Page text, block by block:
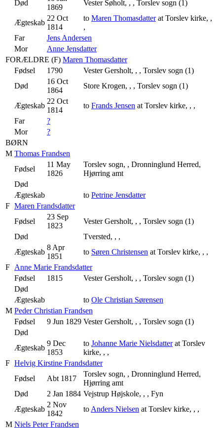
Død
1869
Vester Søholt, , , Torslev sogn (1)
Ægteskab
22 Oct
1814
to Maren Thomasdatter at Torslev kirke, ,
,
Far
Jens Andersen
Mor
Anne Jensdatter
FORÆLDRE (F) Maren Thomasdatter
Fødsel
1790
Vester Gersholt, , , Torslev sogn (1)
Død
16 Oct
1864
Store Krogen, , , Torslev sogn (1)
Ægteskab
22 Oct
1814
to Frands Jensen at Torslev kirke, , ,
Far
?
Mor
?
BØRN
M Thomas Frandsen
Fødsel
11 May
1826
Torslev sogn, , Dronninglund Herred,
Hjørring amt
Død
Ægteskab
to Petrine Jensdatter
F Maren Frandsdatter
Fødsel
23 Sep
1823
Vester Gersholt, , , Torslev sogn (1)
Død
Tversted, , ,
Ægteskab
8 Apr
1851
to Søren Christensen at Torslev kirke, , ,
F Anne Marie Frandsdatter
Fødsel
1815
Vester Gersholt, , , Torslev sogn (1)
Død
Ægteskab
to Ole Christian Sørensen
M Peder Christian Frandsen
Fødsel
9 Jun 1829 Vester Gersholt, , , Torslev sogn (1)
Død
Ægteskab
9 Dec
1853
to Johanne Marie Nielsdatter at Torslev
kirke, , ,
F Helvig Kirstine Frandsdatter
Fødsel
Abt 1817
Torslev sogn, , Dronninglund Herred,
Hjørring amt
Død
2 Jan 1884 Vejstrup Højskole, , , Fyn
Ægteskab
2 Nov
1842
to Anders Nielsen at Torslev kirke, , ,
M Niels Peter Frandsen